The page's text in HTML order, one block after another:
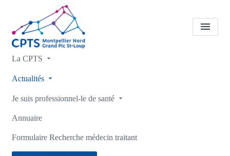
La CPTS
Actualités
Je suis professionnel-le de santé
Annuaire
Formulaire Recherche médecin traitant
A la une
Marie-Anne Benezeth,
Accueil A la une